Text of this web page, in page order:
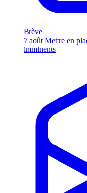
Brève
7 août Mettre en
imminents